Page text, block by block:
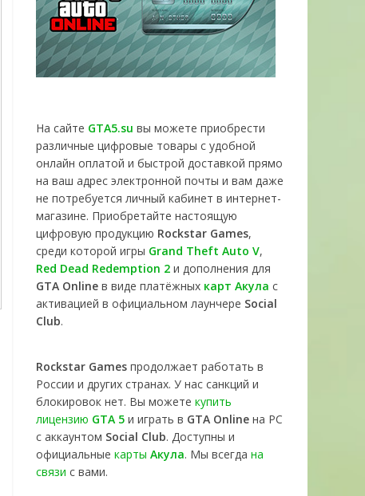
На сайте GTA5.su вы можете приобрести
различные цифровые товары с удобной
онлайн оплатой и быстрой доставкой прямо
на ваш адрес электронной почты и вам даже
не потребуется личный кабинет в интернет-
магазине. Приобретайте настоящую
цифровую продукцию Rockstar Games,
среди которой игры Grand Theft Auto V,
Red Dead Redemption 2 и дополнения для
GTA Online в виде платёжных карт Акула с
активацией в официальном лаунчере Social
Club.
Rockstar Games продолжает работать в
России и других странах. У нас санкций и
блокировок нет. Вы можете купить
лицензию GTA 5 и играть в GTA Online на PC
с аккаунтом Social Club. Доступны и
официальные карты Акула. Мы всегда на
связи с вами.